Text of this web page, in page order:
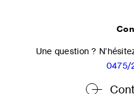
Une question ?
0475/